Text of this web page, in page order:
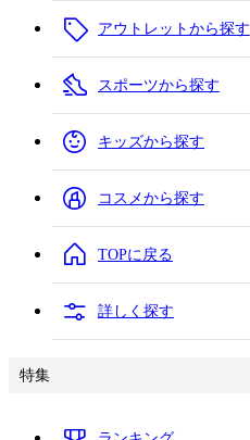
アウトレットから探す
スポーツから探す
キッズから探す
コスメから探す
TOPに戻る
詳しく探す
特集